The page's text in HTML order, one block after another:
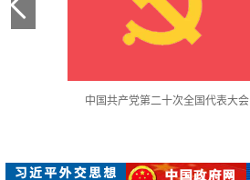
中国共产党第二十次全国代表大会